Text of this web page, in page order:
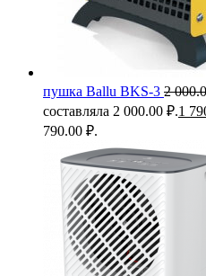
пушка Ballu BKS-3 2
составляла 2 000.00 ₽.1
790.00 ₽.